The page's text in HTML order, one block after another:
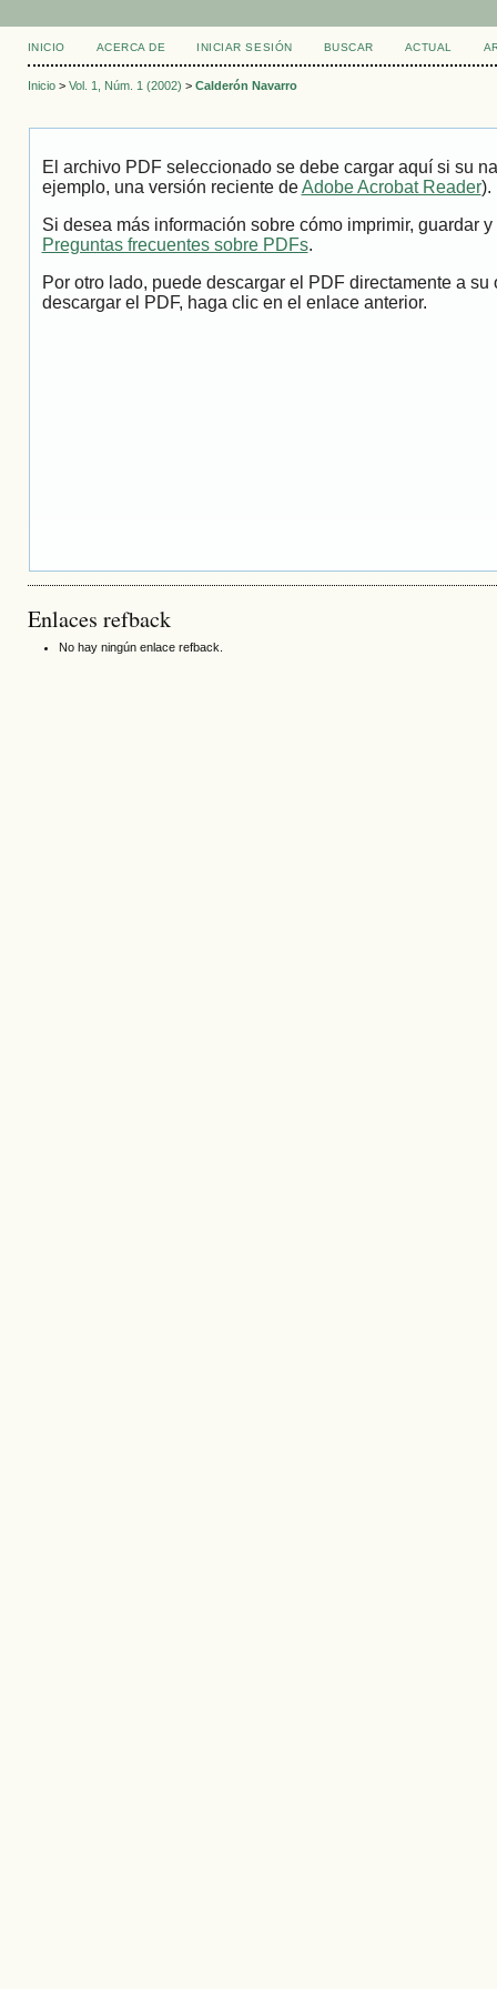
INICIO ACERCA DE INICIAR SESIÓN BUSCAR ACTUAL
Inicio> Vol. 1, Núm. 1 (2002) > Calderón Navarro
El archivo PDF seleccionado se debe cargar aquí si su
ejemplo, una versión reciente deAdobe Acrobat Reader).
Si desea más información sobre cómo imprimir, guardar
Preguntas frecuentes sobre PDFs.
Por otro lado, puede descargar el PDF directamente a
descargar el PDF, haga clic en el enlace anterior.
Enlaces refback
No hay ningún enlace refback.